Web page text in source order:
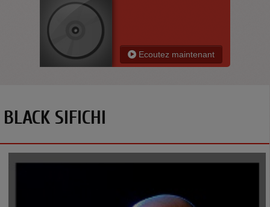
Ecoutez maintenant
BLACK SIFICHI